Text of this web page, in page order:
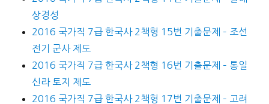
상경성
2016 국가직 7급 한국사 2책형 15번 기출문제 – 조선
전기 군사 제도
2016 국가직 7급 한국사 2책형 16번 기출문제 – 통일
신라 토지 제도
2016 국가직 7급 한국사 2책형 17번 기출문제 – 고려